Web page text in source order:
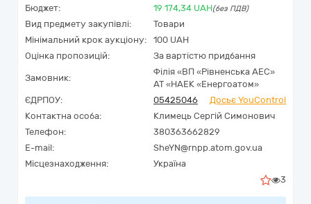
Бюджет: 19 174,34 UAH(без ПДВ)
Вид предмету закупівлі:
Товари
Мінімальний крок аукціону:
100 UAH
Оцінка пропозицій:
За вартістю придбання
Замовник:
Філія «ВП «Рівненська АЕС»
АТ «НАЕК «Енергоатом»
ЄДРПОУ:
05425046
Досьє YouControl
Контактна особа:
Климець Сергій Симонович
Телефон:
380363662829
E-mail:
SheYN@rnpp.atom.gov.ua
Місцезнаходження:
Україна
3